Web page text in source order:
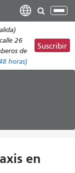
26
de
horas)
Suscribir
en